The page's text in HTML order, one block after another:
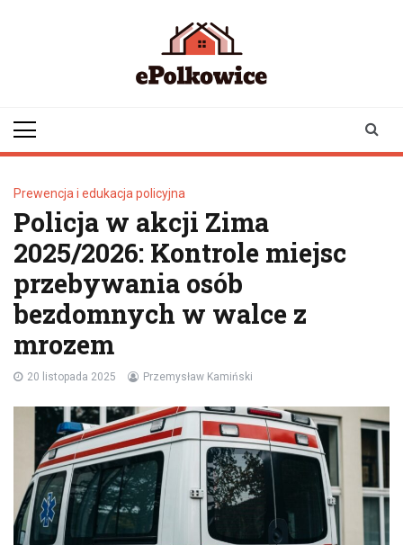
Prewencja i edukacja policyjna
Policja w akcji Zima
2025/2026: Kontrole miejsc
przebywania osób
bezdomnych w walce z
mrozem
20 listopada 2025 Przemysław Kamiński